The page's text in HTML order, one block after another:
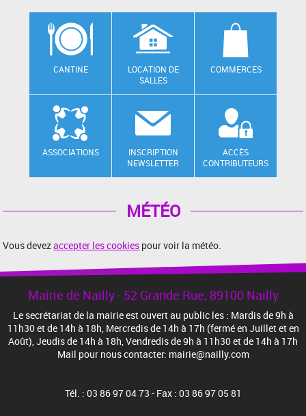
CANTINE
LOCATION DE
SALLES
COMMERCES
ASSOCIATIONS
INSCRIPTION
NEWSLETTER
ACCÈS
CONTRIBUTEURS
MÉTÉO
Vous devezaccepter les cookies pour voir la météo.
Mairie de Nailly - 52 Grande Rue, 89100 Nailly
Le secrétariat de la mairie est ouvert au public les : Mardis de 9h à
11h30 et de 14h à 18h, Mercredis de 14h à 17h (fermé en Juillet et en
Août), Jeudis de 14h à 18h, Vendredis de 9h à 11h30 et de 14h à 17h
Mail pour nous contacter: mairie@nailly.com
Tél. : 03 86 97 04 73 - Fax : 03 86 97 05 81